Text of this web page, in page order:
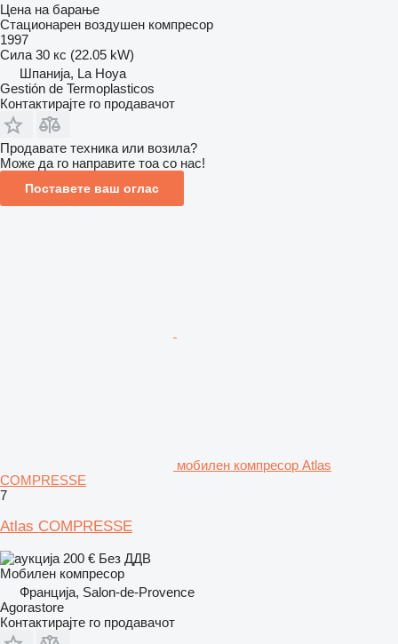
Цена на барање
Стационарен воздушен компресор
1997
Сила 30 кс (22.05 kW)
Шпанија, La Hoya
Gestión de Termoplasticos
Контактирајте го продавачот
Продавате техника или возила?
Може да го направите тоа со нас!
Поставете ваш оглас
мобилен компресор Atlas
COMPRESSE
7
Atlas COMPRESSE
200 € Без ДДВ
Мобилен компресор
Франција, Salon-de-Provence
Agorastore
Контактирајте го продавачот